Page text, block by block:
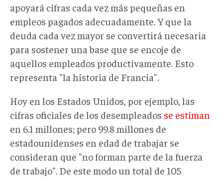
apoyará cifras cada vez más pequeñas en
empleos pagados adecuadamente. Y que la
deuda cada vez mayor se convertirá necesaria
para sostener una base que se encoje de
aquellos empleados productivamente. Esto
representa "la historia de Francia".
Hoy en los Estados Unidos, por ejemplo, las
cifras oficiales de los desempleados se estiman
en 6.1 millones; pero 99.8 millones de
estadounidenses en edad de trabajar se
consideran que "no forman parte de la fuerza
de trabajo". De este modo un total de 105